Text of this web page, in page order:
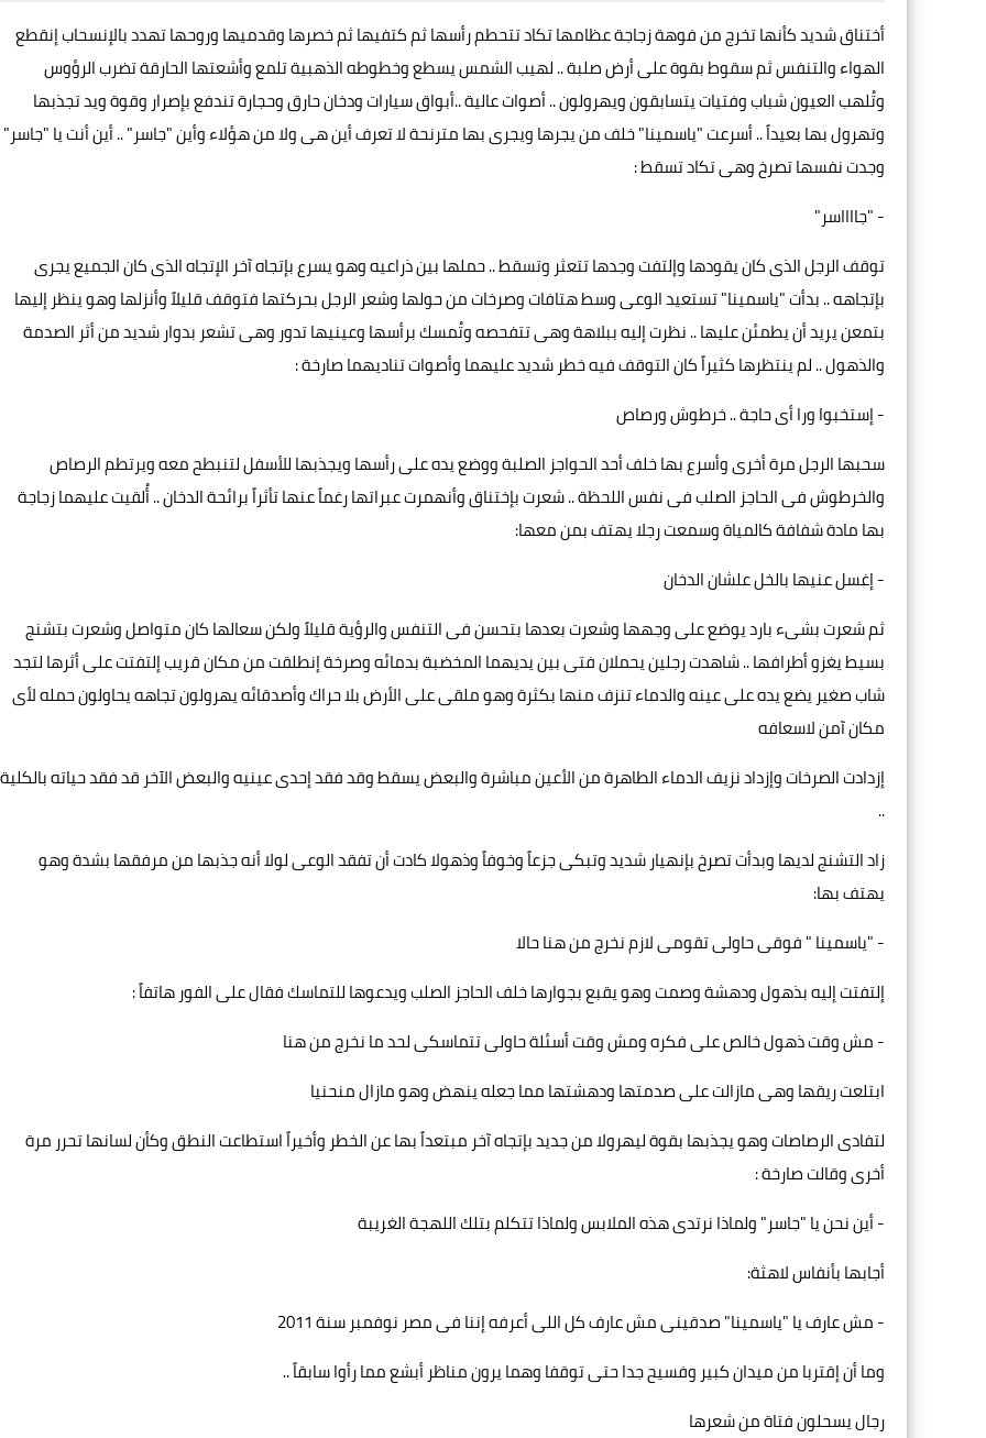
أختناق شديد كأنها تخرج من فوهة زجاجة عظامها تكاد تتحطم رأسها ثم كتفيها ثم خصرها وقدميها وروحها تهدد بالإنسحاب إنقطع
الهواء والتنفس ثم سقوط بقوة على أرض صلبة .. لهيب الشمس يسطع وخطوطه الذهبية تلمع وأشعتها الحارقة تضرب الرؤوس
وتُلهب العيون شباب وفتيات يتسابقون ويهرولون .. أصوات عالية ..أبواق سيارات ودخان حارق وحجارة تندفع بإصرار وقوة ويد تجذبها
وتهرول بها بعيداً .. أسرعت "ياسمينا" خلف من يجرها ويجرى بها مترنحة لا تعرف أين هى ولا من هؤلاء وأين "جاسر" .. أين أنت يا "جاسر"
وجدت نفسها تصرخ وهى تكاد تسقط :
- "جااااسر"
توقف الرجل الذى كان يقودها وإلتفت وجدها تتعثر وتسقط .. حملها بين ذراعيه وهو يسرع بإتجاه آخر الإتجاه الذى كان الجميع يجرى
بإتجاهه .. بدأت "ياسمينا" تستعيد الوعى وسط هتافات وصرخات من حولها وشعر الرجل بحركتها فتوقف قليلاً وأنزلها وهو ينظر إليها
بتمعن يريد أن يطمئن عليها .. نظرت إليه ببلاهة وهى تتفحصه وتُمسك برأسها وعينيها تدور وهى تشعر بدوار شديد من أثر الصدمة
والذهول .. لم ينتظرها كثيراً كان التوقف فيه خطر شديد عليهما وأصوات تناديهما صارخة :
- إستخبوا ورا أى حاجة .. خرطوش ورصاص
سحبها الرجل مرة أخرى وأسرع بها خلف أحد الحواجز الصلبة ووضع يده على رأسها ويجذبها للأسفل لتنبطح معه ويرتطم الرصاص
والخرطوش فى الحاجز الصلب فى نفس اللحظة .. شعرت بإختناق وأنهمرت عبراتها رغماً عنها تأثراً برائحة الدخان .. أُلقيت عليهما زجاجة
بها مادة شفافة كالمياة وسمعت رجلا يهتف بمن معها:
- إغسل عنيها بالخل علشان الدخان
ثم شعرت بشىء بارد يوضع على وجهها وشعرت بعدها بتحسن فى التنفس والرؤية قليلاً ولكن سعالها كان متواصل وشعرت بتشنج
بسيط يغزو أطرافها .. شاهدت رجلين يحملان فتى بين يديهما المخضبة بدمائه وصرخة إنطلقت من مكان قريب إلتفتت على أثرها لتجد
شاب صغير يضع يده على عينه والدماء تنزف منها بكثرة وهو ملقى على الأرض بلا حراك وأصدقائه يهرولون تجاهه يحاولون حمله لأى
مكان آمن لاسعافه
إزدادت الصرخات وإزداد نزيف الدماء الطاهرة من الأعين مباشرة والبعض يسقط وقد فقد إحدى عينيه والبعض الآخر قد فقد حياته بالكلية
..
زاد التشنج لديها وبدأت تصرخ بإنهيار شديد وتبكى جزعاً وخوفاً وذهولا كادت أن تفقد الوعى لولا أنه جذبها من مرفقها بشدة وهو
يهتف بها:
- "ياسمينا " فوقى حاولى تقومى لازم نخرج من هنا حالا
إلتفتت إليه بذهول ودهشة وصمت وهو يقبع بجوارها خلف الحاجز الصلب ويدعوها للتماسك فقال على الفور هاتفاً :
- مش وقت ذهول خالص على فكره ومش وقت أسئلة حاولى تتماسكى لحد ما نخرج من هنا
ابتلعت ريقها وهى مازالت على صدمتها ودهشتها مما جعله ينهض وهو مازال منحنيا
لتفادى الرصاصات وهو يجذبها بقوة ليهرولا من جديد بإتجاه آخر مبتعداً بها عن الخطر وأخيراً استطاعت النطق وكأن لسانها تحرر مرة
أخرى وقالت صارخة :
- أين نحن يا "جاسر" ولماذا نرتدى هذه الملابس ولماذا تتكلم بتلك اللهجة الغريبة
أجابها بأنفاس لاهثة:
- مش عارف يا "ياسمينا" صدقينى مش عارف كل اللى أعرفه إننا فى مصر نوفمبر سنة 2011
وما أن إقتربا من ميدان كبير وفسيح جدا حتى توقفا وهما يرون مناظر أبشع مما رأوا سابقاً ..
رجال يسحلون فتاة من شعرها